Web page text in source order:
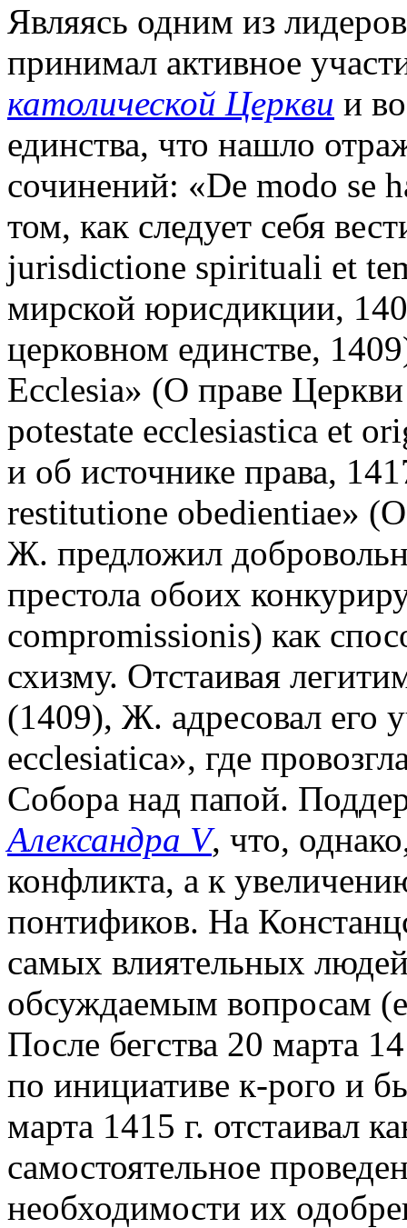
Являясь одним из
принимал активное
католической Церкви и
единства, что нашло
сочинений: «De modo se
том, как следует себя
jurisdictione spirituali et
мирской юрисдикции,
церковном единстве,
Ecclesia» (О праве
potestate ecclesiastica et
и об источнике права,
restitutione obedientiae»
Ж. предложил
престола обоих
compromissionis) как
схизму. Отстаивая
(1409), Ж. адресовал его
ecclesiatica», где
Собора над папой.
Александра V, что,
конфликта, а к
понтификов. На
самых влиятельных
обсуждаемым вопросам
После бегства 20 марта
по инициативе к-рого и
марта 1415 г. отстаивал
самостоятельное
необходимости их